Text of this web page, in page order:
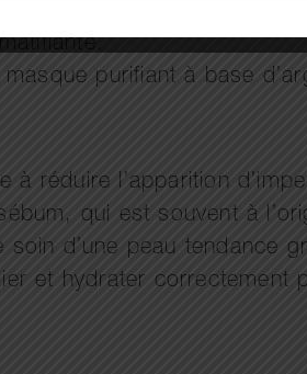
purifiant à base
réduire l’apparition
qui est souvent à
d’une peau tendance
et hydrater correctement